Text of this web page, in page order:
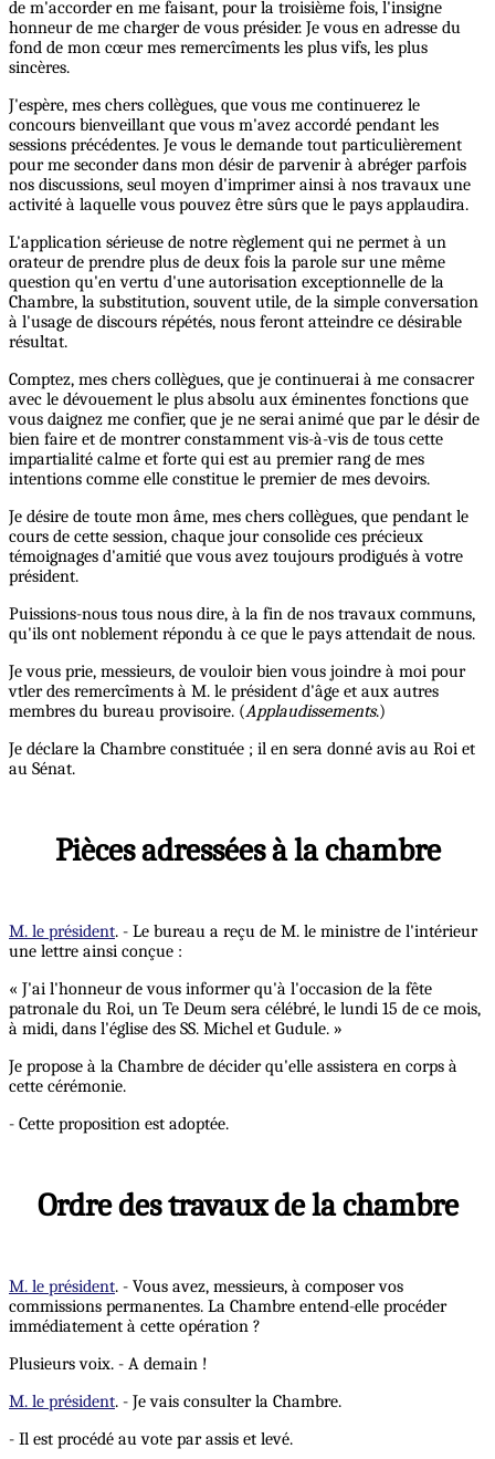
de m'accorder en me faisant, pour la troisième fois, l'insigne
honneur de me charger de vous présider. Je vous en adresse du
fond de mon cœur mes remercîments les plus vifs, les plus
sincères.
J'espère, mes chers collègues, que vous me continuerez le
concours bienveillant que vous m'avez accordé pendant les
sessions précédentes. Je vous le demande tout particulièrement
pour me seconder dans mon désir de parvenir à abréger parfois
nos discussions, seul moyen d'imprimer ainsi à nos travaux une
activité à laquelle vous pouvez être sûrs que le pays applaudira.
L'application sérieuse de notre règlement qui ne permet à un
orateur de prendre plus de deux fois la parole sur une même
question qu'en vertu d'une autorisation exceptionnelle de la
Chambre, la substitution, souvent utile, de la simple conversation
à l'usage de discours répétés, nous feront atteindre ce désirable
résultat.
Comptez, mes chers collègues, que je continuerai à me consacrer
avec le dévouement le plus absolu aux éminentes fonctions que
vous daignez me confier, que je ne serai animé que par le désir de
bien faire et de montrer constamment vis-à-vis de tous cette
impartialité calme et forte qui est au premier rang de mes
intentions comme elle constitue le premier de mes devoirs.
Je désire de toute mon âme, mes chers collègues, que pendant le
cours de cette session, chaque jour consolide ces précieux
témoignages d'amitié que vous avez toujours prodigués à votre
président.
Puissions-nous tous nous dire, à la fin de nos travaux communs,
qu'ils ont noblement répondu à ce que le pays attendait de nous.
Je vous prie, messieurs, de vouloir bien vous joindre à moi pour
vtler des remercîments à M. le président d'âge et aux autres
membres du bureau provisoire. (Applaudissements.)
Je déclare la Chambre constituée ; il en sera donné avis au Roi et
au Sénat.
Pièces adressées à la chambre
M. le président. - Le bureau a reçu de M. le ministre de l'intérieur
une lettre ainsi conçue :
« J'ai l'honneur de vous informer qu'à l'occasion de la fête
patronale du Roi, un Te Deum sera célébré, le lundi 15 de ce mois,
à midi, dans l'église des SS. Michel et Gudule. »
Je propose à la Chambre de décider qu'elle assistera en corps à
cette cérémonie.
- Cette proposition est adoptée.
Ordre des travaux de la chambre
M. le président. - Vous avez, messieurs, à composer vos
commissions permanentes. La Chambre entend-elle procéder
immédiatement à cette opération ?
Plusieurs voix. - A demain !
M. le président. - Je vais consulter la Chambre.
- Il est procédé au vote par assis et levé.